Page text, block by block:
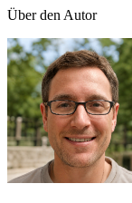
Über den Autor